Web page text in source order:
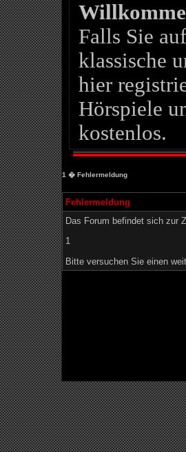
Falls Sie
klassische
hier
Hörspiele
kostenlos.
1 � Fehlermeldung
Fehlermeldung
Das Forum befindet sich zur
1
Bitte versuchen Sie einen